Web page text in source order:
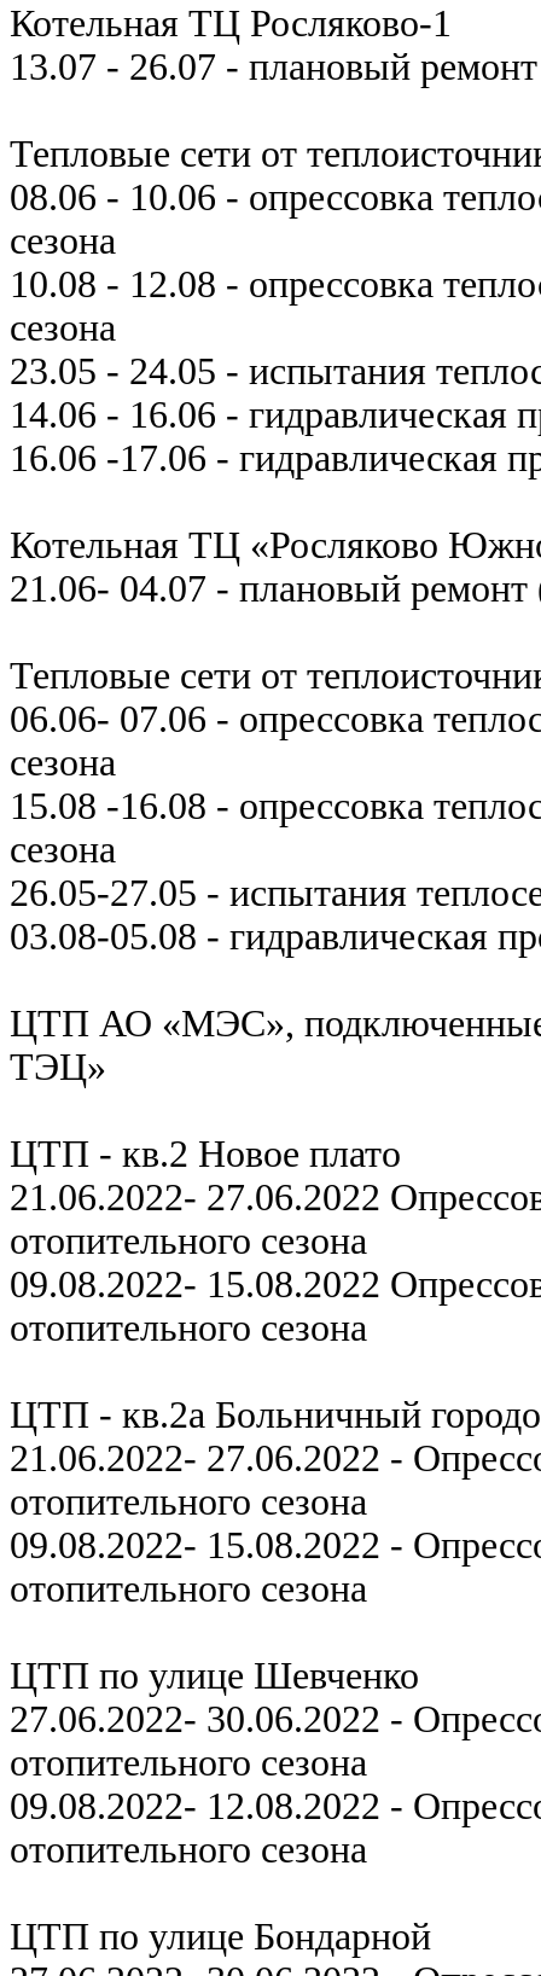
Котельная ТЦ Росляково-1
13.07 - 26.07 - плановый
Тепловые сети от
08.06 - 10.06 - опрессовка
сезона
10.08 - 12.08 - опрессовка
сезона
23.05 - 24.05 - испытания
14.06 - 16.06 - гидравлическая
16.06 -17.06 - гидравлическая
Котельная ТЦ «Росляково
21.06- 04.07 - плановый ремонт
Тепловые сети от
06.06- 07.06 - опрессовка
сезона
15.08 -16.08 - опрессовка
сезона
26.05-27.05 - испытания
03.08-05.08 - гидравлическая
ЦТП АО «МЭС»,
ТЭЦ»
ЦТП - кв.2 Новое плато
21.06.2022- 27.06.2022
отопительного сезона
09.08.2022- 15.08.2022
отопительного сезона
ЦТП - кв.2а Больничный
21.06.2022- 27.06.2022 -
отопительного сезона
09.08.2022- 15.08.2022 -
отопительного сезона
ЦТП по улице Шевченко
27.06.2022- 30.06.2022 -
отопительного сезона
09.08.2022- 12.08.2022 -
отопительного сезона
ЦТП по улице Бондарной